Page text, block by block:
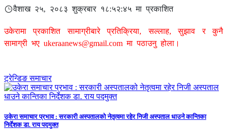
वैशाख २५, २०८३ शुक्रबार १८:५२:४५ मा प्रकाशित
उकेरामा प्रकाशित सामाग्रीबारे प्रतिक्रिया, सल्लाह, सुझाव र कुनै
सामाग्री भए ukeraanews@gmail.com मा पठाउनु होला।
ट्रेन्डिङ समाचार
उकेरा समाचार प्रभाव : सरकारी अस्पतालको नेतृत्वमा रहेर निजी अस्पताल धाउने कान्तिका
निर्देशक डा. राय पदमुक्त